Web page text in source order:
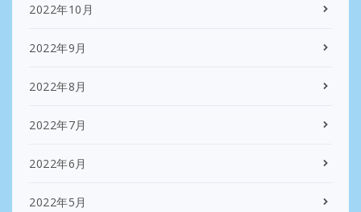
2022年10月
2022年9月
2022年8月
2022年7月
2022年6月
2022年5月